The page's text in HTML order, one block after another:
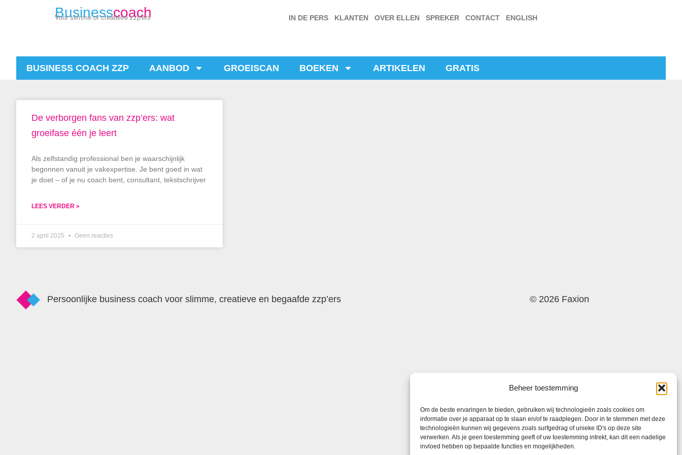
Beheer toestemming
Om de beste ervaringen te bieden, gebruiken wij technologieën zoals cookies om
informatie over je apparaat op te slaan en/of te raadplegen. Door in te stemmen met deze
technologieën kunnen wij gegevens zoals surfgedrag of unieke ID's op deze site
verwerken. Als je geen toestemming geeft of uw toestemming intrekt, kan dit een nadelige
invloed hebben op bepaalde functies en mogelijkheden.
Businesscoach
Voor slimme of creatieve zzp'ers IN DE PERS KLANTEN OVER ELLEN SPREKER CONTACT ENGLISH
BUSINESS COACH ZZP AANBOD GROEISCAN BOEKEN ARTIKELEN GRATIS
De verborgen fans van zzp’ers: wat
groeifase één je leert
Als zelfstandig professional ben je waarschijnlijk
begonnen vanuit je vakexpertise. Je bent goed in wat
je doet – of je nu coach bent, consultant, tekstschrijver
LEES VERDER »
2 april 2025 Geen reacties
Persoonlijke business coach voor slimme, creatieve en begaafde zzp’ers © 2026 Faxion